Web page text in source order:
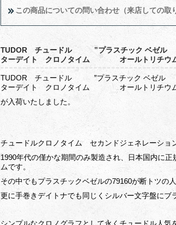
この商品についての問い合わせ（来店しての取
TUDOR チュードル ”プラスチック ベゼ
ターデイト クロノタイム オールトリチウ
TUDOR チュードル ”プラスチック ベゼ
ターデイト クロノタイム オールトリチウ
が入荷いたしました。
チュードルクロノタイム セカンドジェネレーショ
1990年代の僅かな期間のみ製造され、日本国内に
ムです。
その中でもプラスチックベゼルの79160が断トツの
更に手巻きデイトナでも同じくシルバー文字盤にブ